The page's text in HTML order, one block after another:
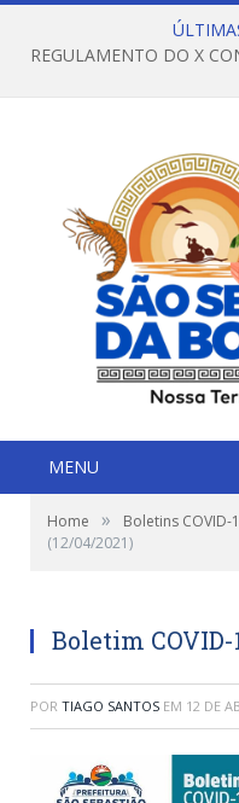
MENU
Home » Boletins COVID-
(12/04/2021)
Boletim COVID-
POR TIAGO SANTOS EM 12 DE